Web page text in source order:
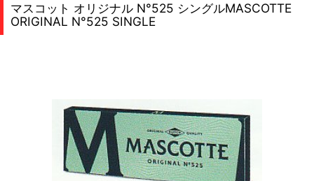
マスコット オリジナル N°525 シングルMASCOTTE
ORIGINAL N°525 SINGLE